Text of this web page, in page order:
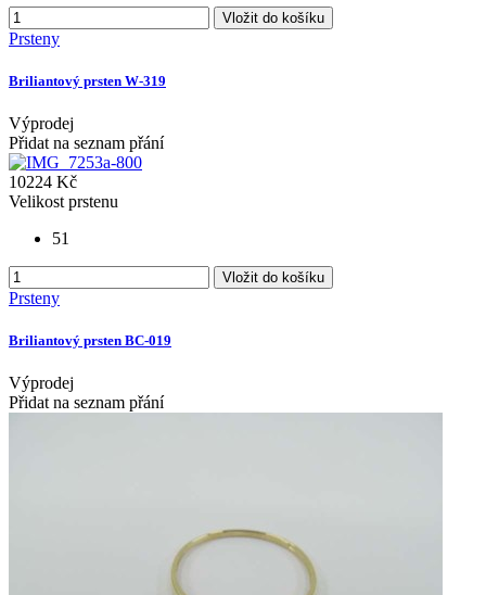
Vložit do košíku
Prsteny
Briliantový prsten W-319
Výprodej
Přidat na seznam přání
10224 Kč
Velikost prstenu
51
Vložit do košíku
Prsteny
Briliantový prsten BC-019
Výprodej
Přidat na seznam přání